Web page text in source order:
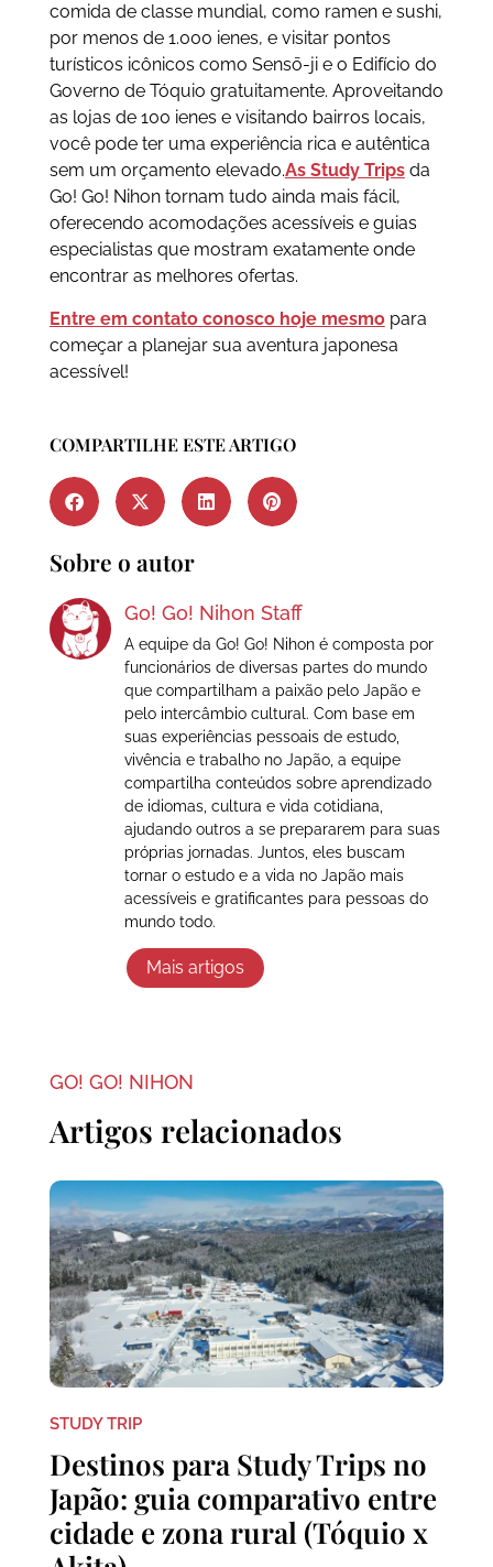
comida de classe mundial, como ramen e sushi,
por menos de 1.000 ienes, e visitar pontos
turísticos icônicos como Sensō-ji e o Edifício do
Governo de Tóquio gratuitamente. Aproveitando
as lojas de 100 ienes e visitando bairros locais,
você pode ter uma experiência rica e autêntica
sem um orçamento elevado.As Study Tripsda
Go! Go! Nihon tornam tudo ainda mais fácil,
oferecendo acomodações acessíveis e guias
especialistas que mostram exatamente onde
encontrar as melhores ofertas.
Entre em contato conosco hoje mesmopara
começar a planejar sua aventura japonesa
acessível!
COMPARTILHE ESTE ARTIGO
Sobre o autor
Go! Go! Nihon Staff
A equipe da Go! Go! Nihon é composta por
funcionários de diversas partes do mundo
que compartilham a paixão pelo Japão e
pelo intercâmbio cultural. Com base em
suas experiências pessoais de estudo,
vivência e trabalho no Japão, a equipe
compartilha conteúdos sobre aprendizado
de idiomas, cultura e vida cotidiana,
ajudando outros a se prepararem para suas
próprias jornadas. Juntos, eles buscam
tornar o estudo e a vida no Japão mais
acessíveis e gratificantes para pessoas do
mundo todo.
Mais artigos
GO! GO! NIHON
Artigos relacionados
STUDY TRIP
Destinos para Study Trips no
Japão: guia comparativo entre
cidade e zona rural (Tóquio x